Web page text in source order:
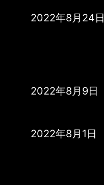
2022年8月24日
2022年8月9日
2022年8月1日